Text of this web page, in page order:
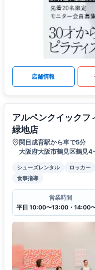
店舗情報
アルペンクイックフ
緑地店
関目成育駅から車で5分
大阪府大阪市鶴見区鶴見
シューズレンタル ロッカー
食事指導
営業時間